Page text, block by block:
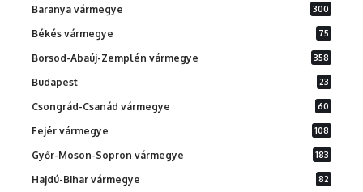
Baranya vármegye 300
Békés vármegye 75
Borsod-Abaúj-Zemplén vármegye 358
Budapest 23
Csongrád-Csanád vármegye 60
Fejér vármegye 108
Győr-Moson-Sopron vármegye 183
Hajdú-Bihar vármegye 82